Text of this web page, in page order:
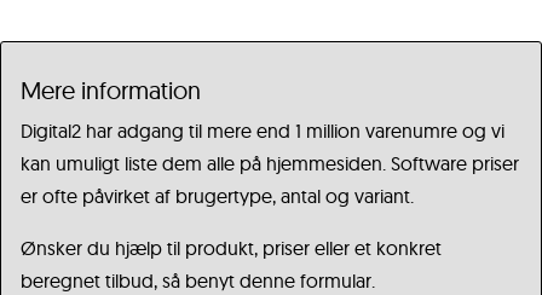
Mere information
Digital2 har adgang til mere end 1 million varenumre og vi
kan umuligt liste dem alle på hjemmesiden. Software priser
er ofte påvirket af brugertype, antal og variant.
Ønsker du hjælp til produkt, priser eller et konkret
beregnet tilbud, så benyt denne formular.